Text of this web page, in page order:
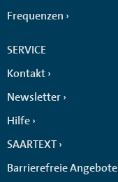
Frequenzen
SERVICE
Kontakt
Newsletter
Hilfe
SAARTEXT
Barrierefreie Angebote